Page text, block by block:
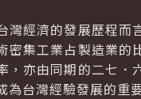
經濟的發展歷程而
密集工業占製造業
，亦由同期的二七
為台灣經驗發展的重